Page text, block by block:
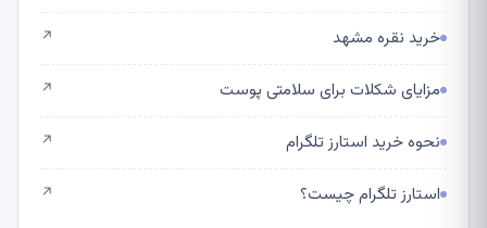
خرید نقره مشهد ↗
مزایای شکلات برای سلامتی پوست ↗
نحوه خرید استارز تلگرام ↗
استارز تلگرام چیست؟ ↗